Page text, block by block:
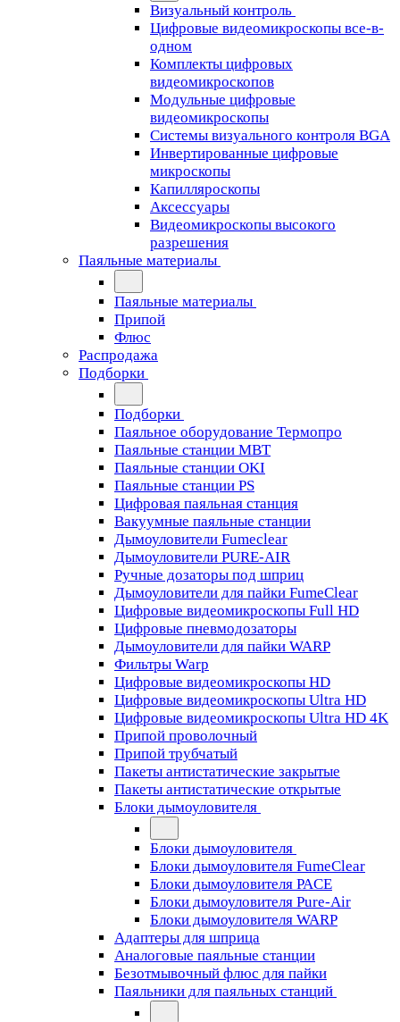
Визуальный контроль
Цифровые видеомикроскопы все-в-
одном
Комплекты цифровых
видеомикроскопов
Модульные цифровые
видеомикроскопы
Cистемы визуального контроля BGA
Инвертированные цифровые
микроскопы
Капилляроскопы
Аксессуары
Видеомикроскопы высокого
разрешения
Паяльные материалы
Паяльные материалы
Припой
Флюс
Распродажа
Подборки
Подборки
Паяльное оборудование Термопро
Паяльные станции MBT
Паяльные станции OKI
Паяльные станции PS
Цифровая паяльная станция
Вакуумные паяльные станции
Дымоуловители Fumeclear
Дымоуловители PURE-AIR
Ручные дозаторы под шприц
Дымоуловители для пайки FumeClear
Цифровые видеомикроскопы Full HD
Цифровые пневмодозаторы
Дымоуловители для пайки WARP
Фильтры Warp
Цифровые видеомикроскопы HD
Цифровые видеомикроскопы Ultra HD
Цифровые видеомикроскопы Ultra HD 4K
Припой проволочный
Припой трубчатый
Пакеты антистатические закрытые
Пакеты антистатические открытые
Блоки дымоуловителя
Блоки дымоуловителя
Блоки дымоуловителя FumeClear
Блоки дымоуловителя PACE
Блоки дымоуловителя Pure-Air
Блоки дымоуловителя WARP
Адаптеры для шприца
Аналоговые паяльные станции
Безотмывочный флюс для пайки
Паяльники для паяльных станций